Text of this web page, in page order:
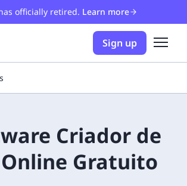
officially retired. Learn more
Sign up
Criador de
Gratuito